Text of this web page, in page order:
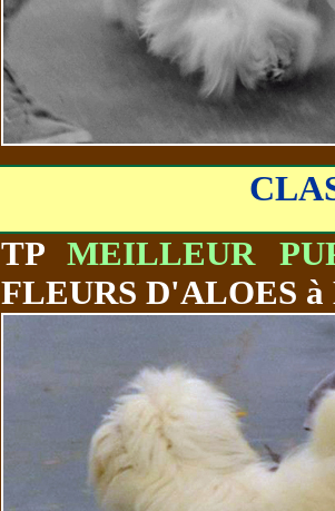
TPMEILLEUR
FLEURS D'ALOES